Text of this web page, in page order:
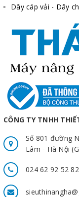
Dây cáp vải - Dây
CÔNG TY TNHH
Số 801 đường
Lâm - Hà Nội
024 62 92 52